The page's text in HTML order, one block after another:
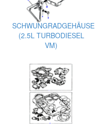
SCHWUNGRADGEHÄUSE
(2.5L TURBODIESEL
VM)